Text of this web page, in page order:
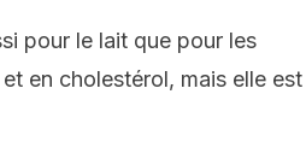
pour le lait que pour les
en cholestérol, mais elle est